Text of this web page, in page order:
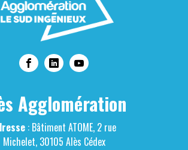
Agglomération
: Bâtiment ATOME, 2 rue
Michelet, 30105 Alès Cédex